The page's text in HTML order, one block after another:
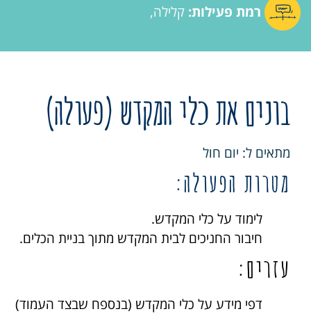
רמת פעילות: קלילה
בונים את כלי המקדש (פעולה)
מתאים ל: יום חול
מטרות הפעולה:
לימוד על כלי המקדש.
חיבור החניכים לבית המקדש מתוך בניית הכלים.
עזרים:
דפי מידע על כלי המקדש (בנספח שבצד העמוד)